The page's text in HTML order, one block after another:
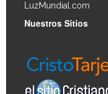
LuzMundial.com
Nuestros Sitios